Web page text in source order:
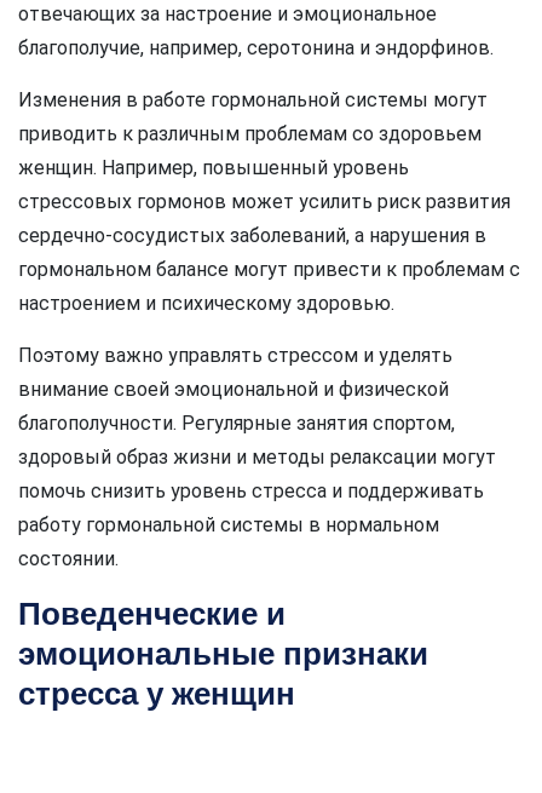
отвечающих за настроение и эмоциональное
благополучие, например, серотонина и эндорфинов.
Изменения в работе гормональной системы могут
приводить к различным проблемам со здоровьем
женщин. Например, повышенный уровень
стрессовых гормонов может усилить риск развития
сердечно-сосудистых заболеваний, а нарушения в
гормональном балансе могут привести к проблемам с
настроением и психическому здоровью.
Поэтому важно управлять стрессом и уделять
внимание своей эмоциональной и физической
благополучности. Регулярные занятия спортом,
здоровый образ жизни и методы релаксации могут
помочь снизить уровень стресса и поддерживать
работу гормональной системы в нормальном
состоянии.
Поведенческие и
эмоциональные признаки
стресса у женщин